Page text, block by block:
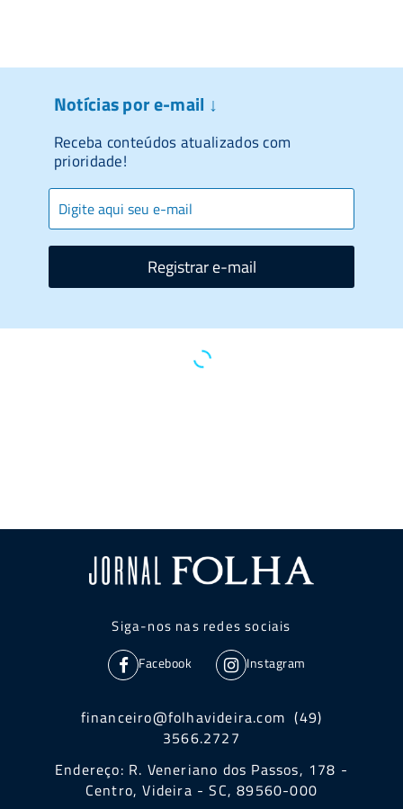
Notícias por e-mail ↓
Receba conteúdos atualizados com
prioridade!
Registrar e-mail
Siga-nos nas redes sociais
Facebook Instagram
financeiro@folhavideira.com (49)
3566.2727
Endereço: R. Veneriano dos Passos, 178 -
Centro, Videira - SC, 89560-000